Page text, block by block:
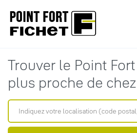
Trouver le Point
plus proche de